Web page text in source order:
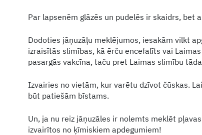
Par lapsenēm glāzēs un pudelēs ir skaidrs,
Dodoties jāņuzāļu meklējumos, iesakām vilkt
izraisītās slimības, kā ērču encefalīts vai
pasargās vakcīna, taču pret Laimas slimību
Izvairies no vietām, kur varētu dzīvot čūskas.
būt patiešām bīstams.
Un, ja nu reiz jāņuzāles ir nolemts meklēt
izvairītos no ķīmiskiem apdegumiem!